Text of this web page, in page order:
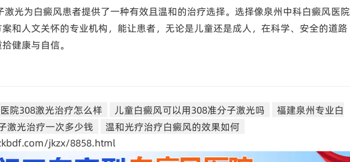
激光为白癜风患者提供了一种有效且温和的治疗选择。选择像泉州中科白癜风医院
和人文关怀的专业机构，能让患者，无论是儿童还是成人，在科学、安全的道路
健康与自信。
院308激光治疗怎么样 儿童白癜风可以用308准分子激光吗
福建泉州专业白
激光治疗一次多少钱
温和光疗治疗白癜风的效果如何
jkzx/8858.html